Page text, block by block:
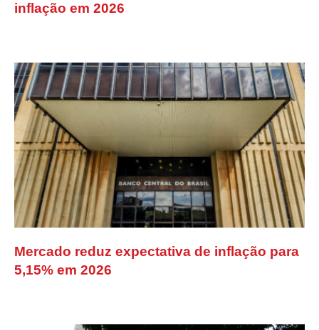
inflação em 2026
Mercado reduz expectativa de inflação para
5,15% em 2026